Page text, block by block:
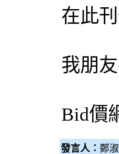
在此
我朋
Bid價
發言人： 鄭